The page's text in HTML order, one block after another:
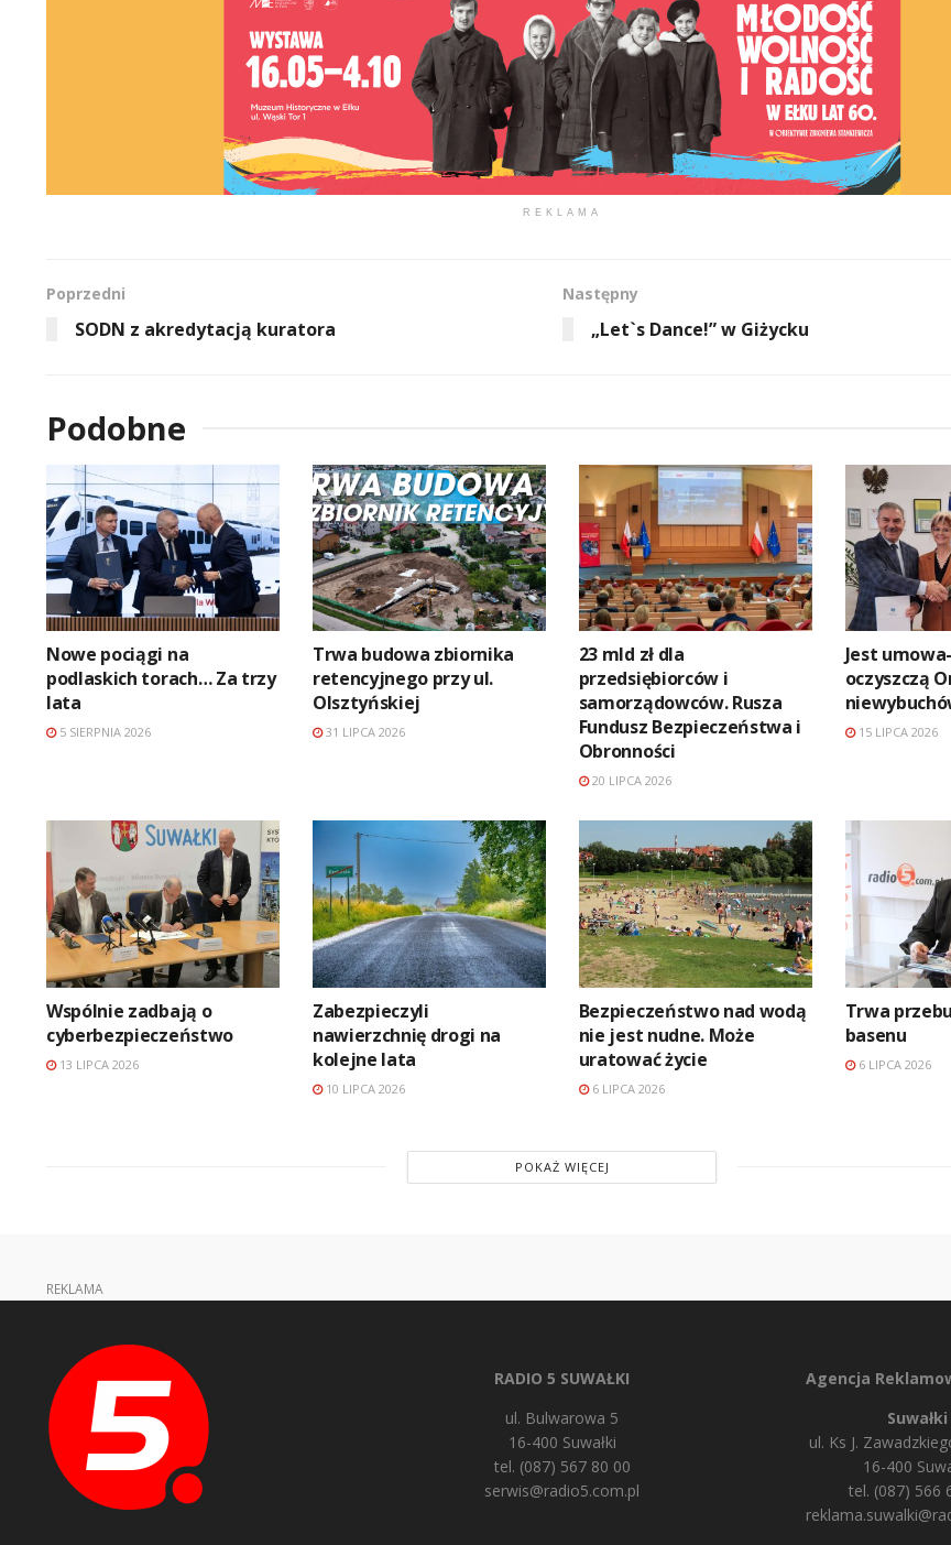
REKLAMA
Poprzedni
SODN z akredytacją kuratora
Następny
„Let`s Dance!” w Giżycku
Podobne
Nowe pociągi na
podlaskich torach… Za trzy
lata
5 SIERPNIA 2026
Trwa budowa zbiornika
retencyjnego przy ul.
Olsztyńskiej
31 LIPCA 2026
23 mld zł dla
przedsiębiorców i
samorządowców. Rusza
Fundusz Bezpieczeństwa i
Obronności
20 LIPCA 2026
Jest
oczyszczą
15 LIPCA 2026
Wspólnie zadbają o
cyberbezpieczeństwo
13 LIPCA 2026
Zabezpieczyli
nawierzchnię drogi na
kolejne lata
10 LIPCA 2026
Bezpieczeństwo nad wodą
nie jest nudne. Może
uratować życie
6 LIPCA 2026
Trwa
basenu
6 LIPCA 2026
POKAŻ WIĘCEJ
REKLAMA
RADIO 5 SUWAŁKI
ul. Bulwarowa 5
16-400 Suwałki
tel. (087) 567 80 00
serwis@radio5.com.pl
Agencja
Suwałki
ul. Ks J.
16-400
tel. (087) 566